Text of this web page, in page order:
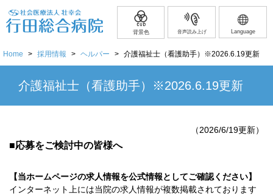
背景色 音声読み上げ Language
Home > 採用情報 > ヘルパー > 介護福祉士（看護助手）※2026.6.19更新
介護福祉士（看護助手）※2026.6.19更新
（2026/6/19更新）
■応募をご検討中の皆様へ
【当ホームページの求人情報を公式情報としてご確認ください】
インターネット上には当院の求人情報が複数掲載されております